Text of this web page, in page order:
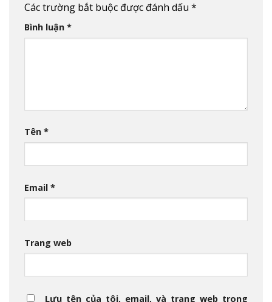
Các trường bắt buộc được đánh dấu *
Bình luận *
Tên *
Email *
Trang web
Lưu tên của tôi, email, và trang web trong